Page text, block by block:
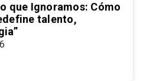
que Ignoramos: Cómo
talento,